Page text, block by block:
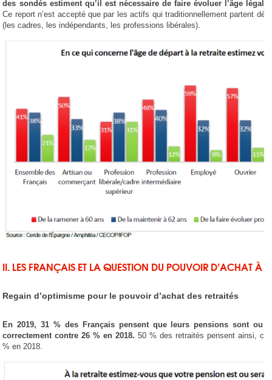
des sondés estiment qu’il est nécessaire de faire évoluer l’âge légal
Ce report n’est accepté que par les actifs qui traditionnellement partent
(les cadres, les indépendants, les professions libérales).
II. LES FRANÇAIS ET LA QUESTION DU POUVOIR D’ACHATÀ
Regain d’optimisme pour le pouvoir d’achat des retraités
En 2019, 31 % des Français pensent que leurs pensions sont ou
correctement contre 26 % en 2018. 50 % des retraités pensent ainsi,
% en 2018.